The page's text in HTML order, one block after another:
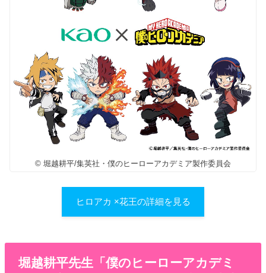
© 堀越耕平/集英社・僕のヒーローアカデミア製作委員会
ヒロアカ ×花王の詳細を見る
堀越耕平先生「僕のヒーローアカデミ